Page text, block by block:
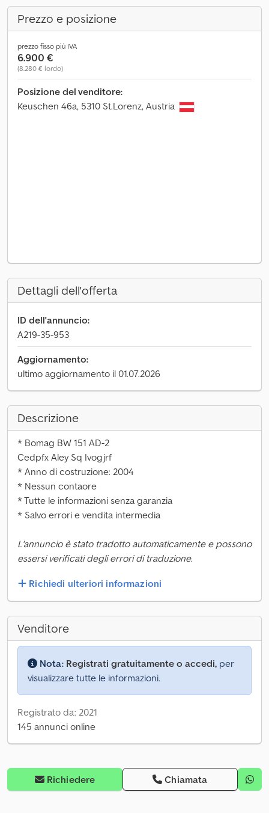
Prezzo e posizione
prezzo fisso più IVA
6.900 €
(8.280 € lordo)
Posizione del venditore:
Keuschen 46a, 5310 St.Lorenz, Austria
Dettagli dell'offerta
ID dell'annuncio:
A219-35-953
Aggiornamento:
ultimo aggiornamento il 01.07.2026
Descrizione
* Bomag BW 151 AD-2
Cedpfx Aley Sq Ivogjrf
* Anno di costruzione: 2004
* Nessun contaore
* Tutte le informazioni senza garanzia
* Salvo errori e vendita intermedia
L'annuncio è stato tradotto automaticamente e possono
essersi verificati degli errori di traduzione.
Richiedi ulteriori informazioni
Venditore
Nota: Registrati gratuitamente o accedi, per
visualizzare tutte le informazioni.
Registrato da: 2021
145 annunci online
Richiedere Chiamata